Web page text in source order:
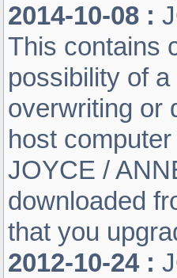
2014-10-08 :
This contains
possibility of
overwriting or
host
JOYCE /
downloaded
that you
2012-10-24 :